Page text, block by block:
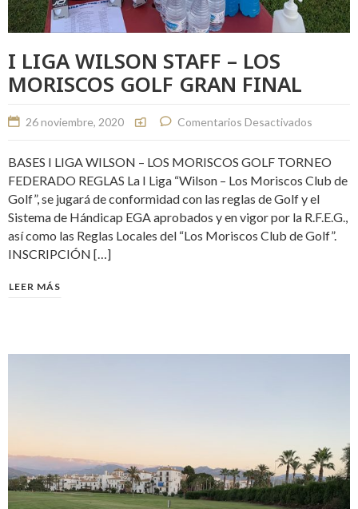
I LIGA WILSON STAFF – LOS
MORISCOS GOLF GRAN FINAL
26 noviembre, 2020 Comentarios Desactivados
BASES I LIGA WILSON – LOS MORISCOS GOLF TORNEO
FEDERADO REGLAS La I Liga “Wilson – Los Moriscos Club de
Golf”, se jugará de conformidad con las reglas de Golf y el
Sistema de Hándicap EGA aprobados y en vigor por la R.F.E.G.,
así como las Reglas Locales del “Los Moriscos Club de Golf”.
INSCRIPCIÓN […]
LEER MÁS